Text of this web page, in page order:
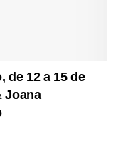
de 12 a 15 de
Joana